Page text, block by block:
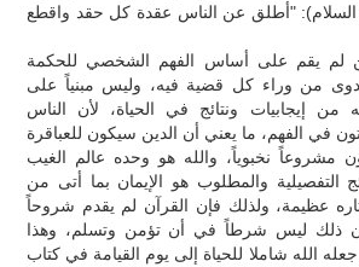
السلام): "أطلق عن الناس عقدة كل حقد واقطع
لم يقم على أساس الفهم الشخصي للحكمة
من وراء كل قضية فيه، وليس مبنياً على
من إيجابيات ونتائج في الحياة، لأن الناس
في الفهم، ما يعني أن الدين سيكون للعباقرة
مشروعاً نخبوياً، والله هو وحده عالم الغيب
التفصيلية والمطلوب هو الإيمان بما أتى من
عظيمة، ولذلك فإن القرآن لم يقدم شروحاً
ذلك ليس شرطاً في أن تؤمن وتسلم، وهذا
الله شاملا للحياة إلى يوم القيامة في كتاب